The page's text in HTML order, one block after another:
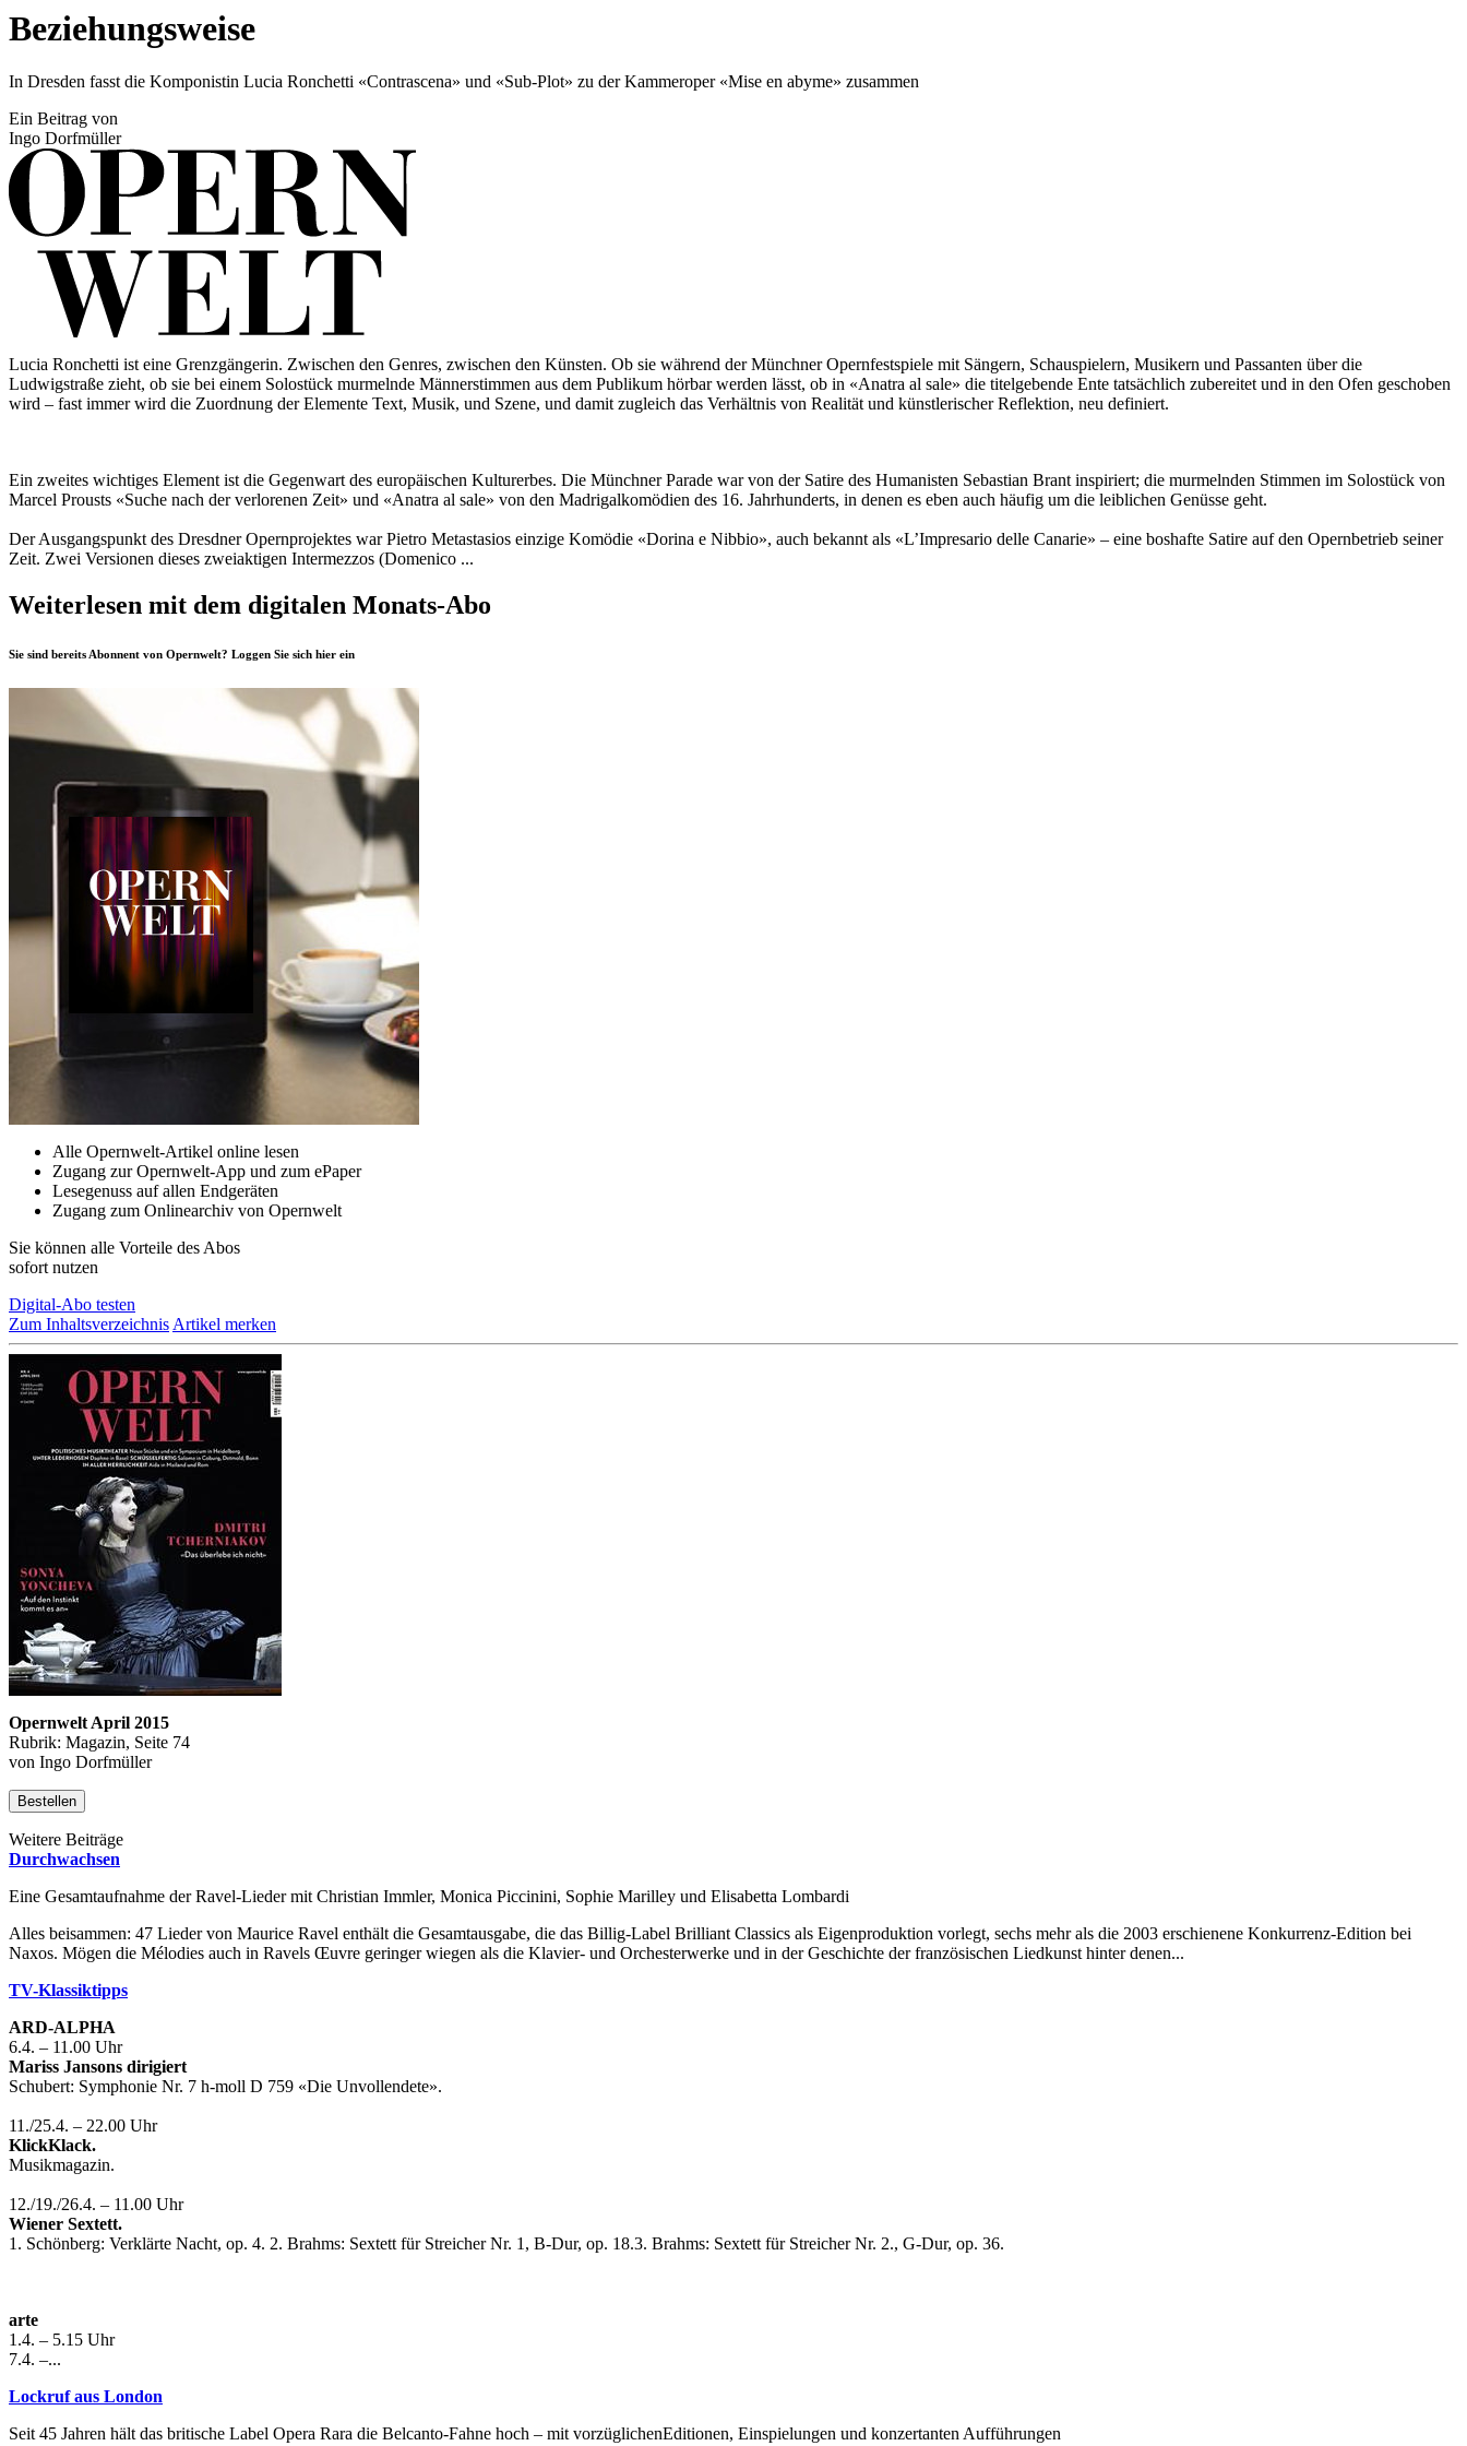
Beziehungsweise
In Dresden fasst die Komponistin Lucia Ronchetti «Contrascena» und «Sub-Plot» zu der Kammeroper «Mise en abyme» zusammen
Ein Beitrag von
Ingo Dorfmüller
Lucia Ronchetti ist eine Grenzgängerin. Zwischen den Genres, zwischen den Künsten. Ob sie während der Münchner Opernfestspiele mit Sängern, Schauspielern, Musikern und Passanten über die
Ludwigstraße zieht, ob sie bei einem Solostück murmelnde Männerstimmen aus dem Publikum hörbar werden lässt, ob in «Anatra al sale» die titelgebende Ente tatsächlich zubereitet und in den Ofen geschoben
wird – fast immer wird die Zuordnung der Elemente Text, Musik, und Szene, und damit zugleich das Verhältnis von Realität und künstlerischer Reflektion, neu definiert.
Ein zweites wichtiges Element ist die Gegenwart des europäischen Kulturerbes. Die Münchner Parade war von der Satire des Humanisten Sebastian Brant inspiriert; die murmelnden Stimmen im Solostück von
Marcel Prousts «Suche nach der verlorenen Zeit» und «Anatra al sale» von den Madrigalkomödien des 16. Jahrhunderts, in denen es eben auch häufig um die leiblichen Genüsse geht.
Der Ausgangspunkt des Dresdner Opernprojektes war Pietro Metastasios einzige Komödie «Dorina e Nibbio», auch bekannt als «L’Impresario delle Canarie» – eine boshafte Satire auf den Opernbetrieb seiner
Zeit. Zwei Versionen dieses zweiaktigen Intermezzos (Domenico ...
Weiterlesen mit dem digitalen Monats-Abo
Sie sind bereits Abonnent von Opernwelt? Loggen Sie sich hier ein
Alle Opernwelt-Artikel online lesen
Zugang zur Opernwelt-App und zum ePaper
Lesegenuss auf allen Endgeräten
Zugang zum Onlinearchiv von Opernwelt
Sie können alle Vorteile des Abos
sofort nutzen
Digital-Abo testen
Zum Inhaltsverzeichnis Artikel merken
Opernwelt April 2015
Rubrik: Magazin, Seite 74
von Ingo Dorfmüller
Bestellen
Weitere Beiträge
Durchwachsen
Eine Gesamtaufnahme der Ravel-Lieder mit Christian Immler, Monica Piccinini, Sophie Marilley und Elisabetta Lombardi
Alles beisammen: 47 Lieder von Maurice Ravel enthält die Gesamtausgabe, die das Billig-Label Brilliant Classics als Eigenproduktion vorlegt, sechs mehr als die 2003 erschienene Konkurrenz-Edition bei
Naxos. Mögen die Mélodies auch in Ravels Œuvre geringer wiegen als die Klavier- und Orchesterwerke und in der Geschichte der französischen Liedkunst hinter denen...
TV-Klassiktipps
ARD-ALPHA
6.4. – 11.00 Uhr
Mariss Jansons dirigiert
Schubert: Symphonie Nr. 7 h-moll D 759 «Die Unvollendete».
11./25.4. – 22.00 Uhr
KlickKlack.
Musikmagazin.
12./19./26.4. – 11.00 Uhr
Wiener Sextett.
1. Schönberg: Verklärte Nacht, op. 4. 2. Brahms: Sextett für Streicher Nr. 1, B-Dur, op. 18.3. Brahms: Sextett für Streicher Nr. 2., G-Dur, op. 36.
arte
1.4. – 5.15 Uhr
7.4. –...
Lockruf aus London
Seit 45 Jahren hält das britische Label Opera Rara die Belcanto-Fahne hoch – mit vorzüglichenEditionen, Einspielungen und konzertanten Aufführungen